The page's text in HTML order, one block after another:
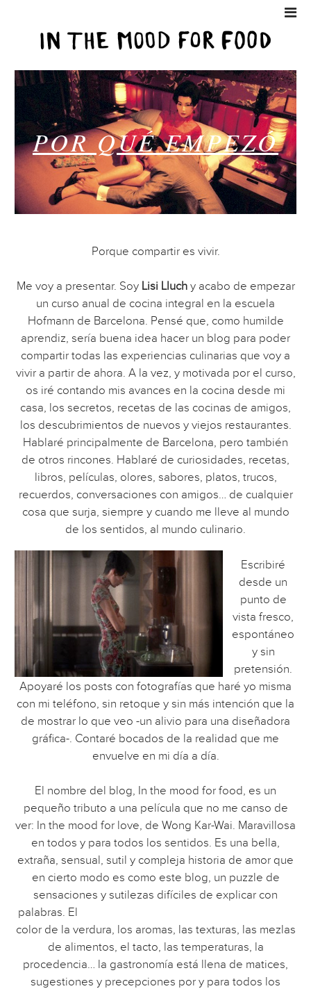
POR QUÉ EMPEZÓ
Porque compartir es vivir.
Me voy a presentar. Soy Lisi Lluchy acabo de empezar
un curso anual de cocina integral en la escuela
Hofmann de Barcelona. Pensé que, como humilde
aprendiz, sería buena idea hacer un blog para poder
compartir todas las experiencias culinarias que voy a
vivir a partir de ahora. A la vez, y motivada por el curso,
os iré contando mis avances en la cocina desde mi
casa, los secretos, recetas de las cocinas de amigos,
los descubrimientos de nuevos y viejos restaurantes.
Hablaré principalmente de Barcelona, pero también
de otros rincones. Hablaré de curiosidades, recetas,
libros, películas, olores, sabores, platos, trucos,
recuerdos, conversaciones con amigos… de cualquier
cosa que surja, siempre y cuando me lleve al mundo
de los sentidos, al mundo culinario.
Escribiré
desde un
punto de
vista fresco,
espontáneo
y sin
pretensión.
Apoyaré los posts con fotografías que haré yo misma
con mi teléfono, sin retoque y sin más intención que la
de mostrar lo que veo -un alivio para una diseñadora
gráfica-. Contaré bocados de la realidad que me
envuelve en mi día a día.
El nombre del blog, In the mood for food, es un
pequeño tributo a una película que no me canso de
ver: In the mood for love, de Wong Kar-Wai. Maravillosa
en todos y para todos los sentidos. Es una bella,
extraña, sensual, sutil y compleja historia de amor que
en cierto modo es como este blog, un puzzle de
sensaciones y sutilezas difíciles de explicar con
palabras. El
color de la verdura, los aromas, las texturas, las mezlas
de alimentos, el tacto, las temperaturas, la
procedencia… la gastronomía está llena de matices,
sugestiones y precepciones por y para todos los